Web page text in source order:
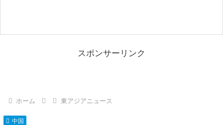
スポンサーリンク
ホーム 東アジアニュース
中国